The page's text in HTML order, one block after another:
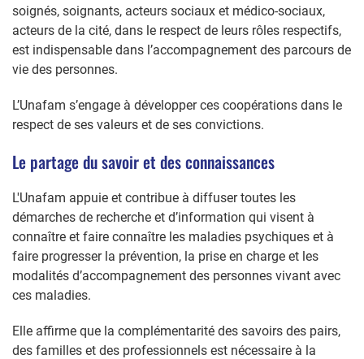
soignés, soignants, acteurs sociaux et médico-sociaux,
acteurs de la cité, dans le respect de leurs rôles respectifs,
est indispensable dans l’accompagnement des parcours de
vie des personnes.
L’Unafam s’engage à développer ces coopérations dans le
respect de ses valeurs et de ses convictions.
Le partage du savoir et des connaissances
L'Unafam appuie et contribue à diffuser toutes les
démarches de recherche et d’information qui visent à
connaître et faire connaître les maladies psychiques et à
faire progresser la prévention, la prise en charge et les
modalités d’accompagnement des personnes vivant avec
ces maladies.
Elle affirme que la complémentarité des savoirs des pairs,
des familles et des professionnels est nécessaire à la